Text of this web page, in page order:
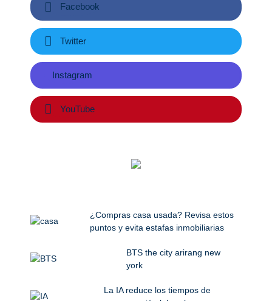
Facebook
Twitter
Instagram
YouTube
¿Compras casa usada? Revisa estos
puntos y evita estafas inmobiliarias
BTS the city arirang new
york
La IA reduce los tiempos de